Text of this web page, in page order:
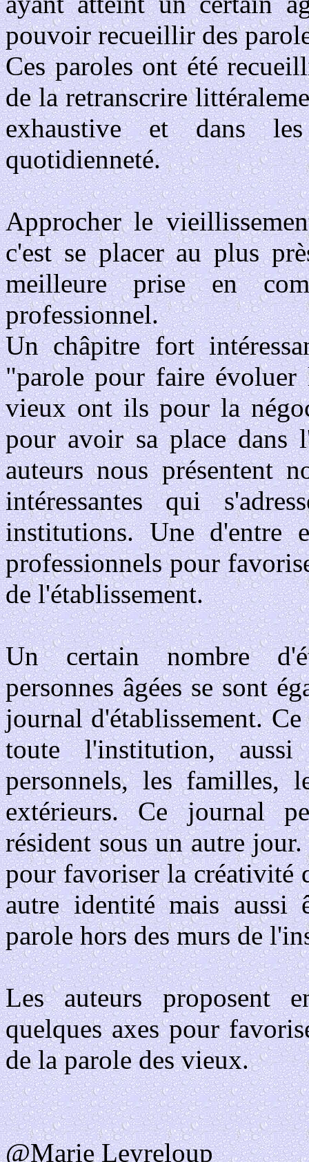
pouvoir recueillir des
Ces paroles ont été
de la retranscrire
exhaustive et dans
quotidienneté.
Approcher le
c'est se placer au plus
meilleure prise en
professionnel.
Un châpitre fort
"parole pour faire évoluer
vieux ont ils pour la
pour avoir sa place dans
auteurs nous présentent
intéressantes qui
institutions. Une d'entre
professionnels pour
de l'établissement.
Un certain nombre
personnes âgées se sont
journal d'établissement.
toute l'institution,
personnels, les familles,
extérieurs. Ce journal
résident sous un autre
pour favoriser la créativité
autre identité mais
parole hors des murs de
Les auteurs proposent
quelques axes pour
de la parole des vieux.
@Marie Leyreloup